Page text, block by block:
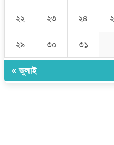
২২ ২৩ ২৪
২৯ ৩০ ৩১
« জুলাই